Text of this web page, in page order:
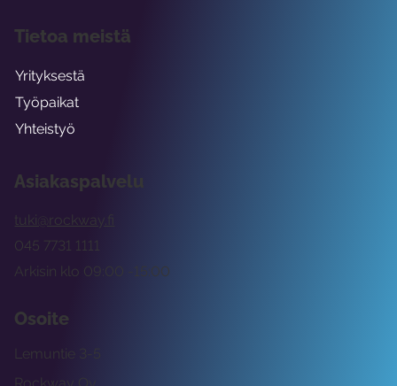
Asiakaspalvelu
tuki@rockway.fi
Arkisin klo 09:00 -15:00
045 7731 1111
Osoite
Lemuntie 3-5
Tietoa meistä
Yrityksestä
Työpaikat
Yhteistyö